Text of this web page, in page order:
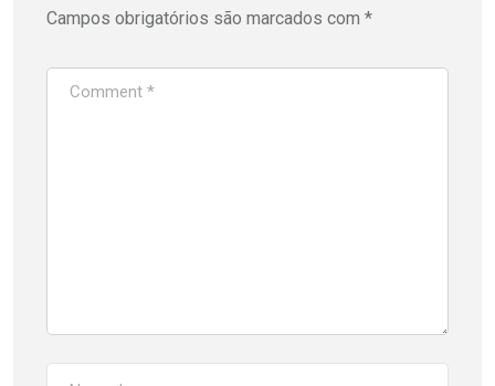
Campos obrigatórios são marcados com *